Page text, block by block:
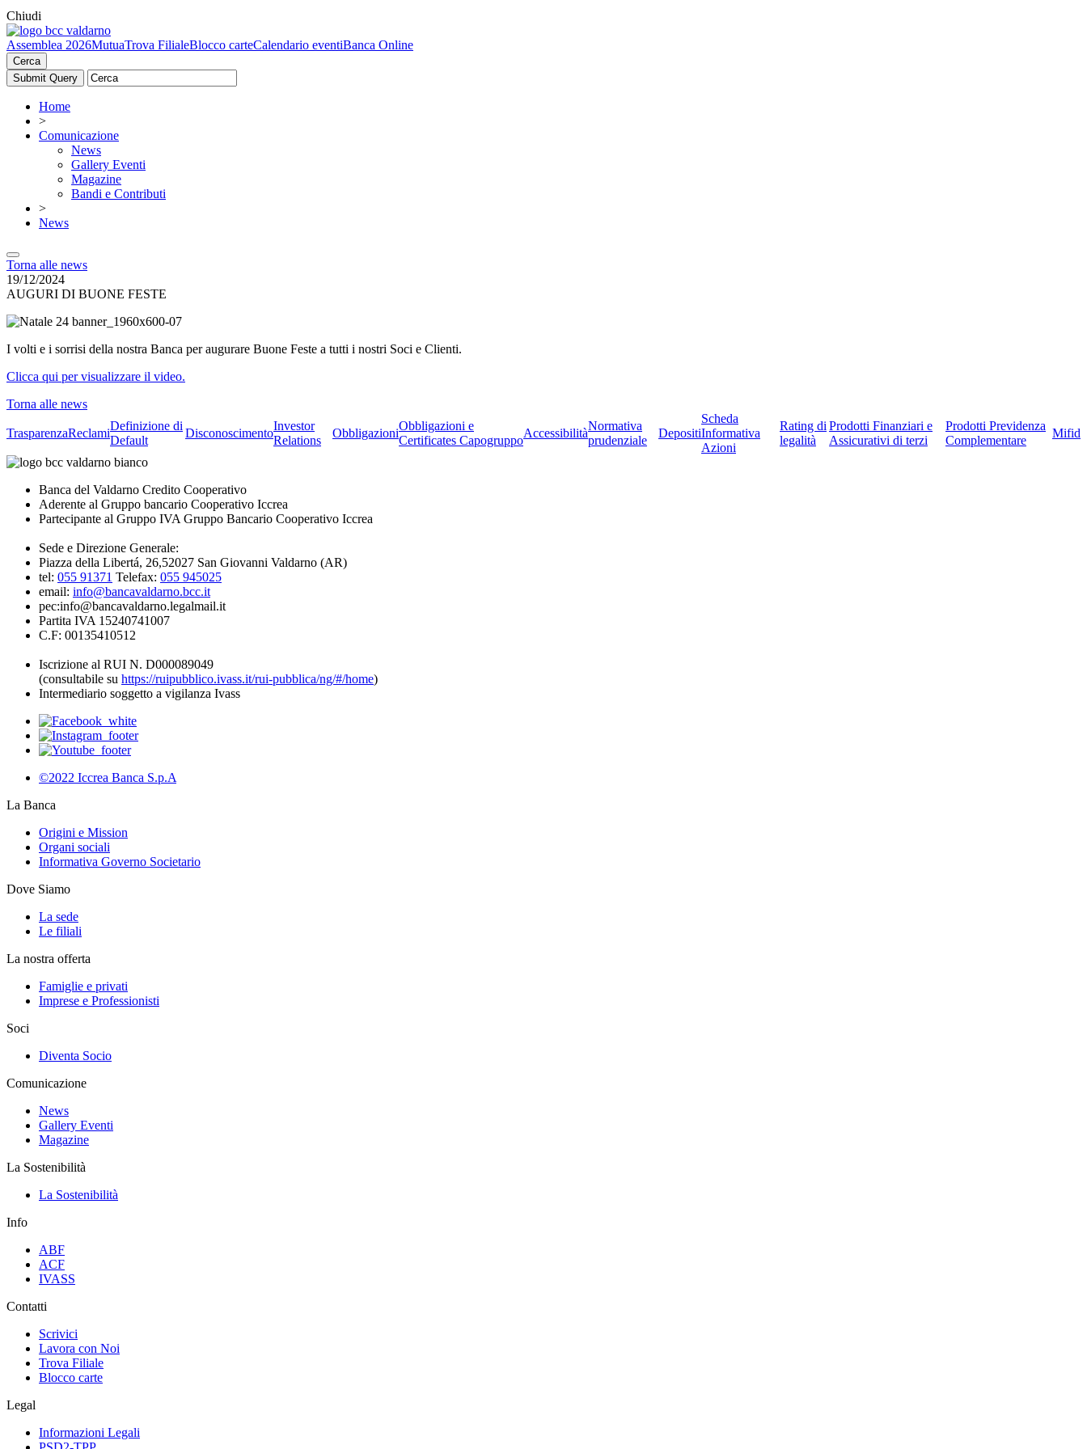
Chiudi
Assemblea 2026MutuaTrova FilialeBlocco carteCalendario eventiBanca Online
Cerca
Home
>
Comunicazione
News
Gallery Eventi
Magazine
Bandi e Contributi
>
News
Torna alle news
19/12/2024
AUGURI DI BUONE FESTE
I volti e i sorrisi della nostra Banca per augurare Buone Feste a tutti i nostri Soci e Clienti.
Clicca qui per visualizzare il video.
Torna alle news
TrasparenzaReclami
Definizione di
Default
Disconoscimento
Investor
Relations
Obbligazioni
Obbligazioni e
Certificates Capogruppo
Accessibilità
Normativa
prudenziale
Depositi
Scheda
Informativa
Azioni
Rating di
legalità
Prodotti Finanziari e
Assicurativi di terzi
Prodotti Previdenza
Complementare
Mifid
Banca del Valdarno Credito Cooperativo
Aderente al Gruppo bancario Cooperativo Iccrea
Partecipante al Gruppo IVA Gruppo Bancario Cooperativo Iccrea
Sede e Direzione Generale:
Piazza della Libertá, 26,52027 San Giovanni Valdarno (AR)
tel: 055 91371 Telefax: 055 945025
email: info@bancavaldarno.bcc.it
pec:info@bancavaldarno.legalmail.it
Partita IVA 15240741007
C.F: 00135410512
Iscrizione al RUI N. D000089049
(consultabile su https://ruipubblico.ivass.it/rui-pubblica/ng/#/home)
Intermediario soggetto a vigilanza Ivass
©2022 Iccrea Banca S.p.A
La Banca
Origini e Mission
Organi sociali
Informativa Governo Societario
Dove Siamo
La sede
Le filiali
La nostra offerta
Famiglie e privati
Imprese e Professionisti
Soci
Diventa Socio
Comunicazione
News
Gallery Eventi
Magazine
La Sostenibilità
La Sostenibilità
Info
ABF
ACF
IVASS
Contatti
Scrivici
Lavora con Noi
Trova Filiale
Blocco carte
Legal
Informazioni Legali